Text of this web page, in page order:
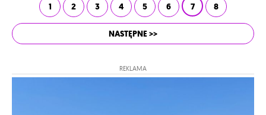
1 2 3 4 5 6 7 8
NASTĘPNE >>
REKLAMA